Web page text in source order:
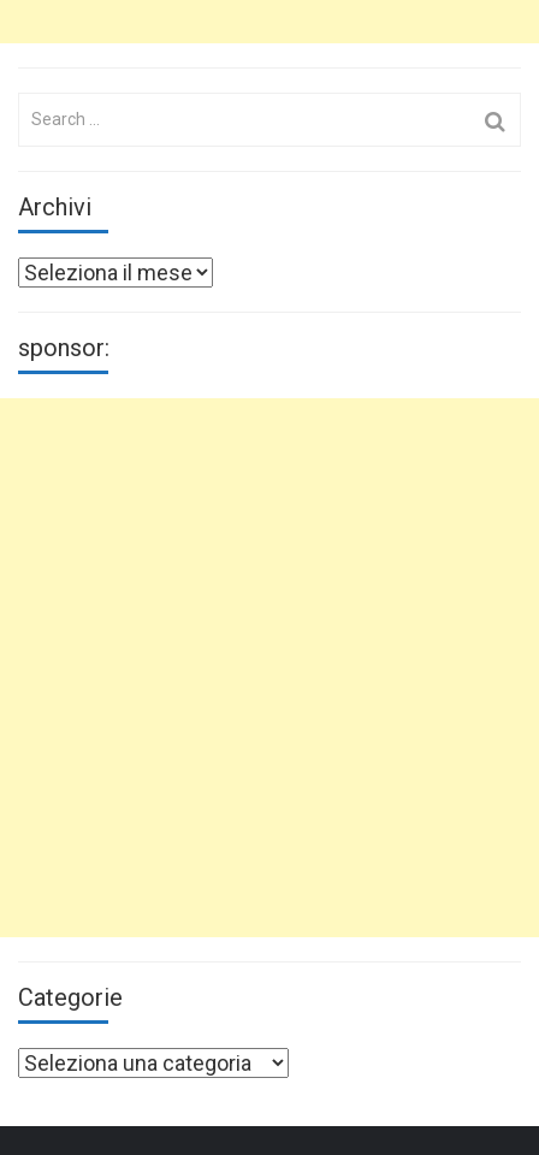
Search
Archivi
Archivi
sponsor:
Categorie
Categorie